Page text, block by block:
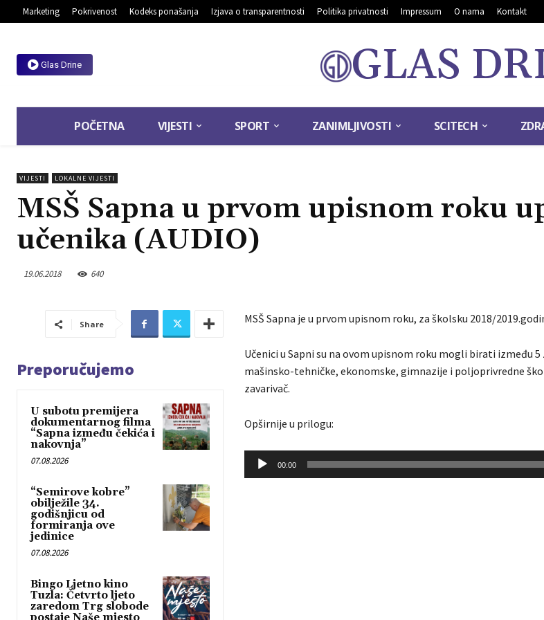
Marketing Pokrivenost Kodeks ponašanja Izjava o transparentnosti Politika privatnosti Impressum O nama Kontakt
Glas Drine GLAS
POČETNA VIJESTI SPORT ZANIMLJIVOSTI SCITECH
VIJESTI LOKALNE VIJESTI
MSŠ Sapna u prvom upisnom roku
učenika (AUDIO)
19.06.2018 640
Share
Preporučujemo
U subotu premijera
dokumentarnog filma
“Sapna između čekića i
nakovnja”
07.08.2026
“Semirove kobre”
obilježile 34.
godišnjicu od
formiranja ove
jedinice
07.08.2026
Bingo Ljetno kino
Tuzla: Četvrto ljeto
zaredom Trg slobode
MSŠ Sapna je u prvom upisnom roku, za školsku 2018/
Učenici u Sapni su na ovom upisnom roku mogli birati između
mašinsko-tehničke, ekonomske, gimnazije i poljoprivredne
zavarivač.
Opširnije u prilogu:
u
00:00